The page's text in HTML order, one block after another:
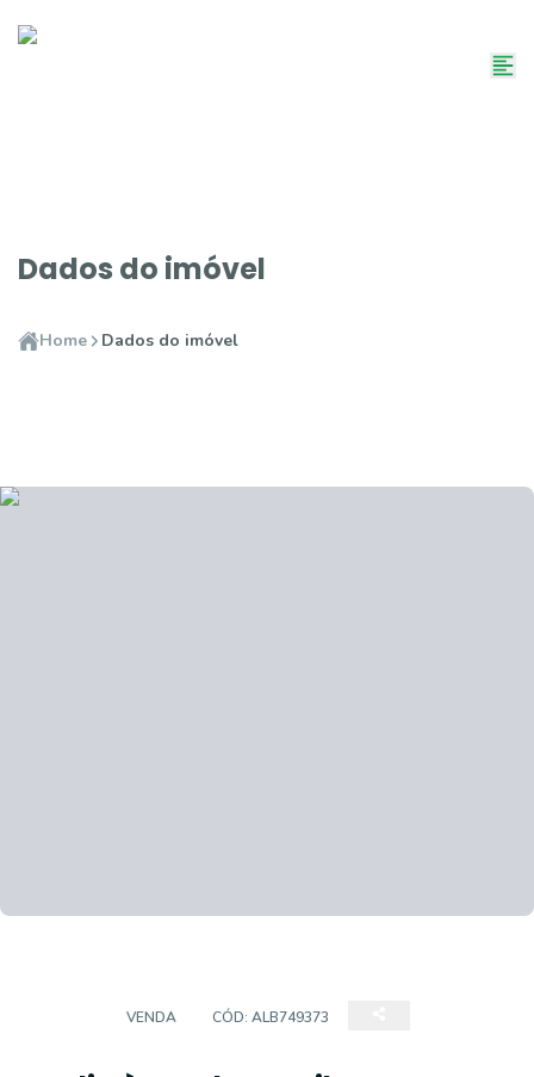
Dados do imóvel
Home Dados do imóvel
VENDA CÓD: ALB749373